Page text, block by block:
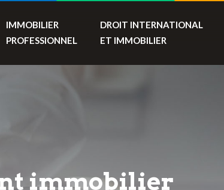
IMMOBILIER
PROFESSIONNEL
DROIT INTERNATIONAL
ET IMMOBILIER
immobilier